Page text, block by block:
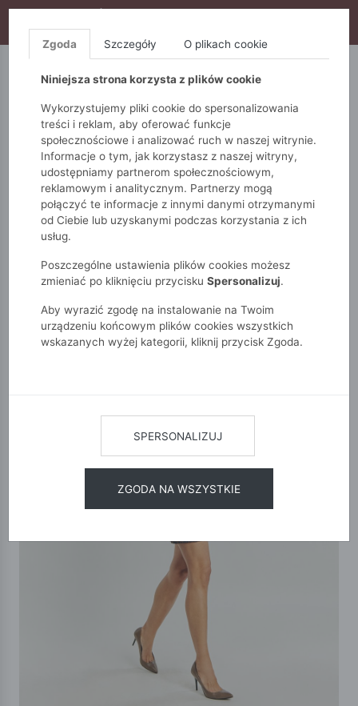
S10), DODATKOWE 15% ZA 3SZT (KOD: S15)
5.10.15. QUIOSQUE
Monnari Zobacz wszystko
Sukienki i kombinezony
Wieczorowe
Zgoda Szczegóły O plikach cookie
Niniejsza strona korzysta z plików cookie
Wykorzystujemy pliki cookie do spersonalizowania
treści i reklam, aby oferować funkcje
społecznościowe i analizować ruch w naszej witrynie.
Informacje o tym, jak korzystasz z naszej witryny,
udostępniamy partnerom społecznościowym,
reklamowym i analitycznym. Partnerzy mogą
połączyć te informacje z innymi danymi otrzymanymi
od Ciebie lub uzyskanymi podczas korzystania z ich
usług.
Poszczególne ustawienia plików cookies możesz
zmieniać po kliknięciu przycisku Spersonalizuj.
Aby wyrazić zgodę na instalowanie na Twoim
urządzeniu końcowym plików cookies wszystkich
wskazanych wyżej kategorii, kliknij przycisk Zgoda.
SPERSONALIZUJ
ZGODA NA WSZYSTKIE